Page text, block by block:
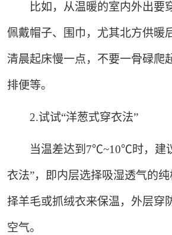
比如，从温暖的室内外出要
佩戴帽子、围巾，尤其北方供暖
清晨起床慢一点，不要一骨碌爬
排便等。
2.试试“洋葱式穿衣法”
当温差达到7℃~10℃时，建议
衣法”，即内层选择吸湿透气的
择羊毛或抓绒衣来保温，外层穿
空气。